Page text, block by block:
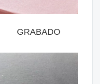
GRABADO